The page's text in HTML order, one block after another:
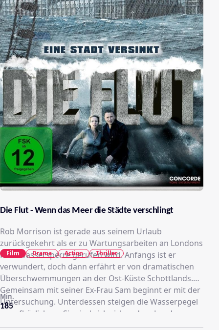
Die Flut - Wenn das Meer die Städte verschlingt
Rob Morrison ist gerade aus seinem Urlaub
zurückgekehrt als er zu Wartungsarbeiten an Londons
Hochwassersperre gerufen wird. Anfangs ist er
verwundert, doch dann erfährt er von dramatischen
Überschwemmungen an der Ost-Küste Schottlands.
Gemeinsam mit seiner Ex-Frau Sam beginnt er mit der
Untersuchung. Unterdessen steigen die Wasserpegel
unaufhörlich an. Sie sind sich sicher, dass Londons
Hochwasserschutz gegen die andrängenden
185
Min.
Film Drama Action Thriller